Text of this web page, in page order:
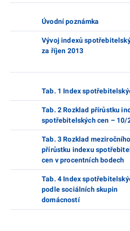
Úvodní poznámka
Vývoj indexů
za říjen 2013
Tab. 1 Index
Tab. 2 Rozklad přírůstku
spotřebitelských cen – 10/
Tab. 3 Rozklad meziročního
přírůstku indexu
cen v procentních bodech
Tab. 4 Index
podle sociálních skupin
domácností